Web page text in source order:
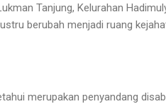
Tanjung, Kelurahan
berubah menjadi ruang
merupakan penyandang